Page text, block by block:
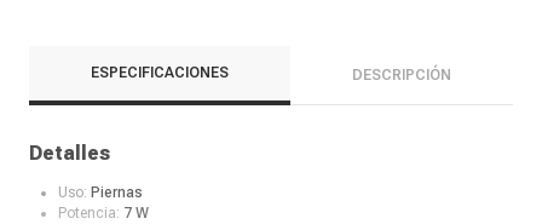
ESPECIFICACIONES DESCRIPCIÓN
Detalles
Uso: Piernas
Potencia: 7 W